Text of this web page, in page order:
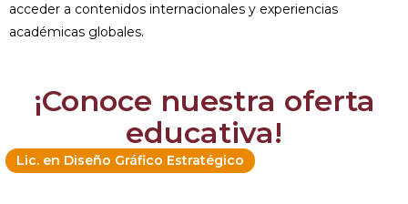
acceder a contenidos internacionales y experiencias
académicas globales.
¡Conoce nuestra oferta
educativa!
Lic. en Diseño Gráfico Estratégico